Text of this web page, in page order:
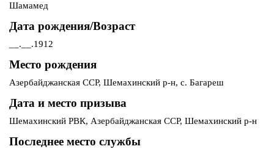
Шамамед
Дата рождения/Возраст
__.__.1912
Место рождения
Азербайджанская ССР, Шемахинский р-н, с. Багареш
Дата и место призыва
Шемахинский РВК, Азербайджанская ССР, Шемахинский р-н
Последнее место службы